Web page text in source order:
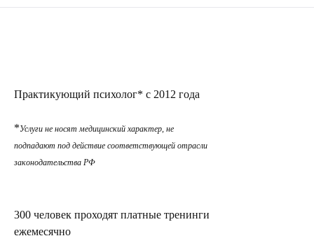
Практикующий психолог* с 2012 года
*Услуги не носят медицинский характер, не
подпадают под действие соответствующей отрасли
законодательства РФ
300 человек проходят платные тренинги
ежемесячно